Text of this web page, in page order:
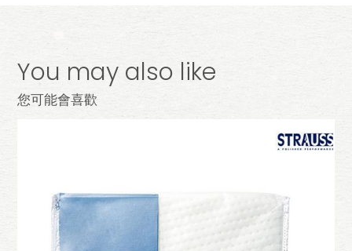
You may also like
您可能會喜歡